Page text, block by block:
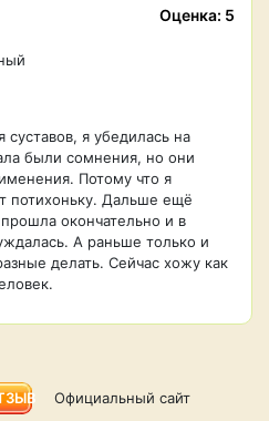
Оценка: 5
суставов, я убедилась на
были сомнения, но они
Потому что я
потихоньку. Дальше ещё
окончательно и в
А раньше только и
делать. Сейчас хожу как
Официальный сайт